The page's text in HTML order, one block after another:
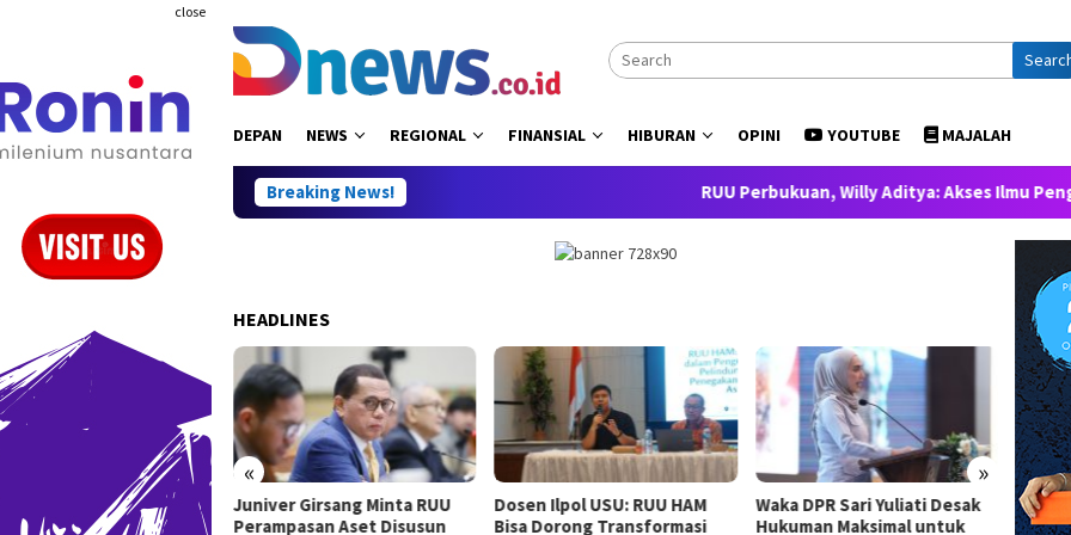
close
DEPAN NEWS REGIONAL FINANSIAL HIBURAN OPINI YOUTUBE MAJALAH
Breaking News! RUU Perbukuan, Willy Aditya: Akses Ilmu Pengetahuan
HEADLINES
« »
Perbukuan, Willy Aditya:
Ilmu Pengetahuan
Juniver Girsang Minta RUU
Perampasan Aset Disusun
Dosen Ilpol USU: RUU HAM
Bisa Dorong Transformasi
Waka DPR Sari Yuliati Desak
Hukuman Maksimal untuk